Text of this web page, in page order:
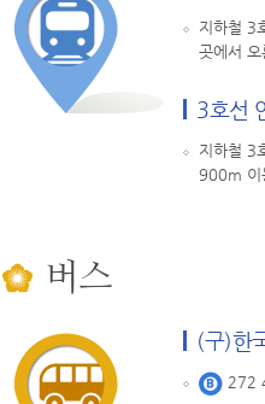
지하철 3
곳에서
3호선
지하철 3
900m 이
버스
(구)한
272